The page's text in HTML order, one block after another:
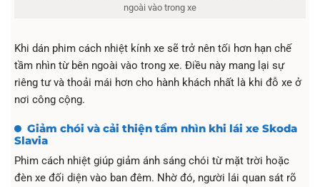
ngoài vào trong xe
Khi dán phim cách nhiệt kính xe sẽ trở nên tối hơn hạn chế
tầm nhìn từ bên ngoài vào trong xe. Điều này mang lại sự
riêng tư và thoải mái hơn cho hành khách nhất là khi đỗ xe ở
nơi công cộng.
Giảm chói và cải thiện tầm nhìn khi lái xe Skoda
Slavia
Phim cách nhiệt giúp giảm ánh sáng chói từ mặt trời hoặc
đèn xe đối diện vào ban đêm. Nhờ đó, người lái quan sát rõ